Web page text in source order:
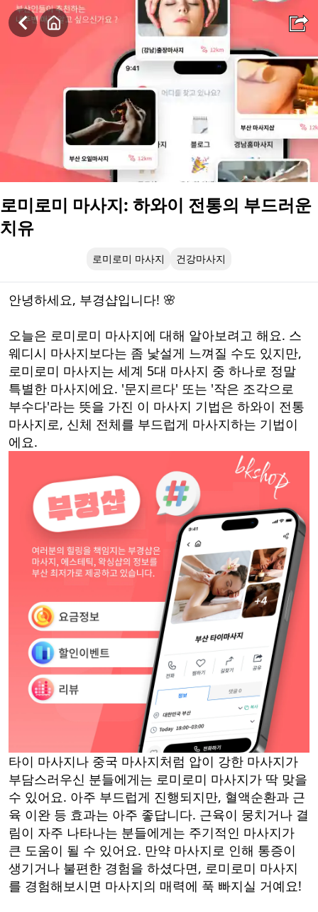
로미로미 마사지: 하와이 전통의 부드러운 치유
로미로미 마사지: 하와이 전통의 부드러운
치유
로미로미 마사지 건강마사지
안녕하세요, 부경샵입니다! 🌸
오늘은 로미로미 마사지에 대해 알아보려고 해요. 스
웨디시 마사지보다는 좀 낯설게 느껴질 수도 있지만,
로미로미 마사지는 세계 5대 마사지 중 하나로 정말
특별한 마사지에요. '문지르다' 또는 '작은 조각으로
부수다'라는 뜻을 가진 이 마사지 기법은 하와이 전통
마사지로, 신체 전체를 부드럽게 마사지하는 기법이
에요.
타이 마사지나 중국 마사지처럼 압이 강한 마사지가
부담스러우신 분들에게는 로미로미 마사지가 딱 맞을
수 있어요. 아주 부드럽게 진행되지만, 혈액순환과 근
육 이완 등 효과는 아주 좋답니다. 근육이 뭉치거나 결
림이 자주 나타나는 분들에게는 주기적인 마사지가
큰 도움이 될 수 있어요. 만약 마사지로 인해 통증이
생기거나 불편한 경험을 하셨다면, 로미로미 마사지
를 경험해보시면 마사지의 매력에 푹 빠지실 거예요!